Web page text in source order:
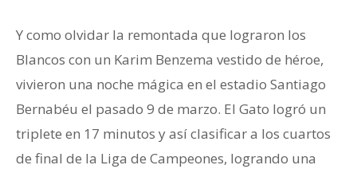
Y como olvidar la remontada que lograron los
Blancos con un Karim Benzema vestido de héroe,
vivieron una noche mágica en el estadio Santiago
Bernabéu el pasado 9 de marzo. El Gato logró un
triplete en 17 minutos y así clasificar a los cuartos
de final de la Liga de Campeones, logrando una